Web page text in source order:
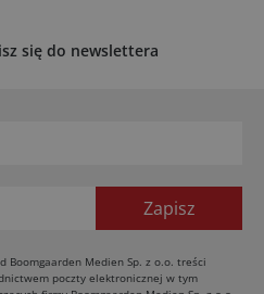
przy sprzedaży
na wyższą rentowność
rolniczych w recesji
się do newslettera
Boomgaarden Medien Sp. z o.o. treści
poczty elektronicznej w tym